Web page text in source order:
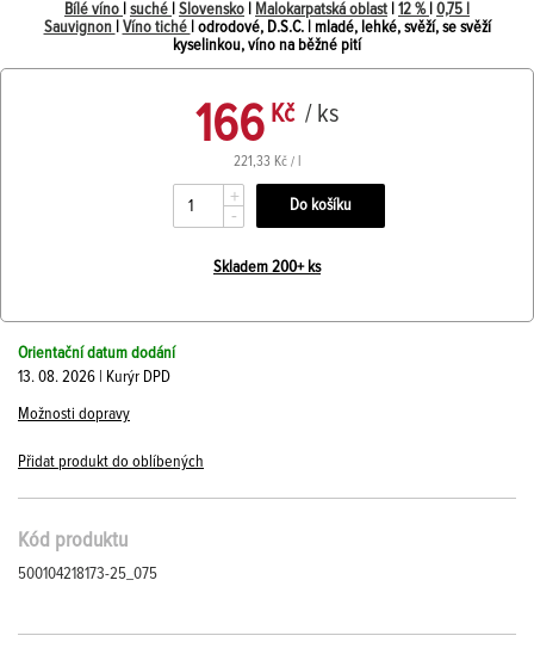
Bílé víno suché Slovensko Malokarpatská oblast 12 % 0,75 l
Sauvignon
Víno tiché
| odrodové, D.S.C. | mladé, lehké, svěží, se svěží
kyselinkou, víno na běžné pití
166 Kč / ks
221,33 Kč / l
+
-
Skladem 200+ ks
Orientační datum dodání
13. 08. 2026 | Kurýr DPD
Možnosti dopravy
Přidat produkt do oblíbených
Kód produktu
500104218173-25_075